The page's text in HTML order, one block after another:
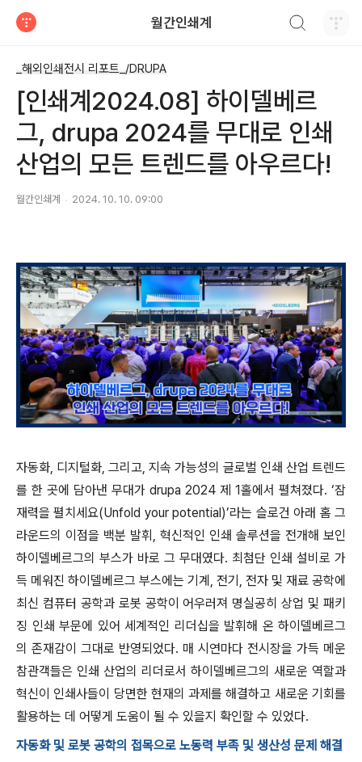
월간인쇄계
_해외인쇄전시 리포트_/DRUPA
[인쇄계2024.08] 하이델베르
그, drupa 2024를 무대로 인쇄
산업의 모든 트렌드를 아우르다!
월간인쇄계 2024. 10. 10. 09:00
자동화, 디지털화, 그리고, 지속 가능성의 글로벌 인쇄 산업 트렌드
를 한 곳에 담아낸 무대가 drupa 2024 제 1홀에서 펼쳐졌다. ‘잠
재력을 펼치세요(Unfold your potential)’라는 슬로건 아래 홈 그
라운드의 이점을 백분 발휘, 혁신적인 인쇄 솔루션을 전개해 보인
하이델베르그의 부스가 바로 그 무대였다. 최첨단 인쇄 설비로 가
득 메워진 하이델베르그 부스에는 기계, 전기, 전자 및 재료 공학에
최신 컴퓨터 공학과 로봇 공학이 어우러져 명실공히 상업 및 패키
징 인쇄 부문에 있어 세계적인 리더십을 발휘해 온 하이델베르그
의 존재감이 그대로 반영되었다. 매 시연마다 전시장을 가득 메운
참관객들은 인쇄 산업의 리더로서 하이델베르그의 새로운 역할과
혁신이 인쇄사들이 당면한 현재의 과제를 해결하고 새로운 기회를
활용하는 데 어떻게 도움이 될 수 있을지 확인할 수 있었다.​
자동화 및 로봇 공학의 접목으로 노동력 부족 및 생산성 문제 해결